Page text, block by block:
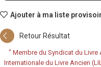
Ajouter à ma liste
Retour Résultat
" Membre du Syndicat du
Internationale du Livre Ancien